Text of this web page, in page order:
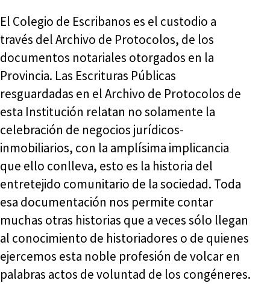
El Colegio de Escribanos es el custodio a
través del Archivo de Protocolos, de los
documentos notariales otorgados en la
Provincia. Las Escrituras Públicas
resguardadas en el Archivo de Protocolos de
esta Institución relatan no solamente la
celebración de negocios jurídicos-
inmobiliarios, con la amplísima implicancia
que ello conlleva, esto es la historia del
entretejido comunitario de la sociedad. Toda
esa documentación nos permite contar
muchas otras historias que a veces sólo llegan
al conocimiento de historiadores o de quienes
ejercemos esta noble profesión de volcar en
palabras actos de voluntad de los congéneres.